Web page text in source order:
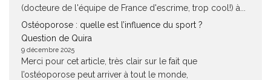
(docteure de l'équipe de France d'escrime, trop cool!) à...
Ostéoporose : quelle est l’influence du sport ?
Question de Quira
9 décembre 2025
Merci pour cet article, très clair sur le fait que
l’ostéoporose peut arriver à tout le monde,